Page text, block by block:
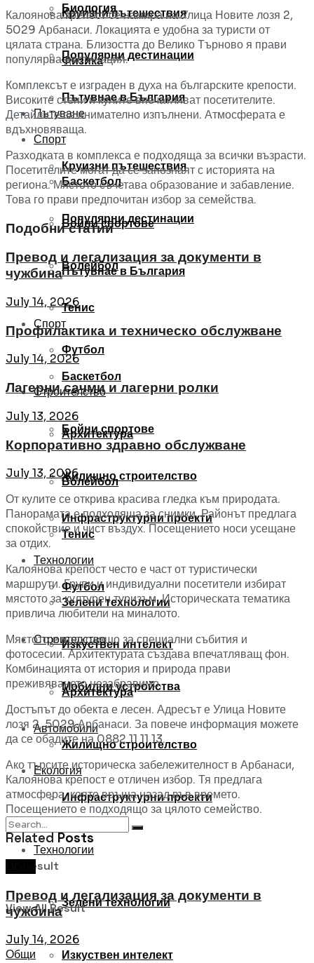
Биология
Физика
Пътуване
Круизни пътешествия
Популярни дестинации
Пътувнае в България
Спорт
Баскетбол
Бойни спортове
Волейбол
Тенис
Футбол
Строителство
Архитектура
Жилищно строителство
Инфраструктурни проекти
Технологии
Зелени технологии
Изкуствен интелект
Круизни пътешествия
Популярни дестинации
Пътувнае в България
Спорт
Баскетбол
Бойни спортове
Волейбол
Тенис
Футбол
Строителство
Архитектура
Жилищно строителство
Инфраструктурни проекти
Технологии
Зелени технологии
Изкуствен интелект
Мобилни устройства
Автомобили
Екология
No Result
View All Result
Калоянова крепост се намира на Улица Новите лозя 2,
5029 Арбанаси. Локацията е удобна за туристи от
цялата страна. Близостта до Велико Търново я прави
популярна дестинация.
Комплексът е изграден в духа на българските крепости.
Високите стени и кулите впечатляват посетителите.
Детайлите са внимателно изпълнени. Атмосферата е
вдъхновяваща.
Разходката в комплекса е подходяща за всички възрасти.
Посетителите могат да се запознаят с историята на
региона. Мястото съчетава образование и забавление.
Това го прави предпочитан избор за семейства.
Подобни статии
Превод и легализация за документи в
чужбина
July 14, 2026
Профилактика и техническо обслужване
July 14, 2026
Лагерни сачми и лагерни ролки
July 13, 2026
Корпоративно здравно обслужване
July 13, 2026
От кулите се открива красива гледка към природата.
Панорамата е подходяща за снимки. Районът предлага
спокойствие и чист въздух. Посещението носи усещане
за отдих.
Калоянова крепост често е част от туристически
маршрути. Групи и индивидуални посетители избират
мястото за културен туризъм. Историческата тематика
привлича любители на миналото.
Мястото е подходящо за специални събития и
фотосесии. Архитектурата създава впечатляващ фон.
Комбинацията от история и природа прави
преживяването незабравимо.
Достъпът до обекта е лесен. Адресът е Улица Новите
лозя 2, 5029 Арбанаси. За повече информация можете
да се обадите на 0882 11 11 13.
Ако търсите историческа забележителност в Арбанаси,
Калоянова крепост е отличен избор. Тя предлага
атмосфера, която връща назад във времето.
Посещението е подходящо за цялото семейство.
RelatedPosts
Превод и легализация за документи в
чужбина
July 14, 2026
Общи